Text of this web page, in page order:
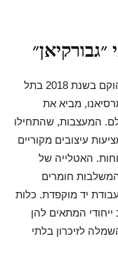
מותג שמלות הכלה היוקרתי ״גבורקיאן״, שהוקם בשנת 2018 בתל
מביא את
המעצבות, שהתחילו
עיצובים מקוריים
האטלייה של
המשלבות חומרים
יד מוקפדת. כלות
המתאים להן
לזיכרון בלתי